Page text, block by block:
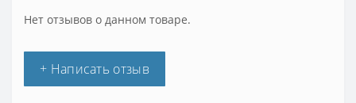
Нет отзывов о данном товаре.
+ Написать отзыв